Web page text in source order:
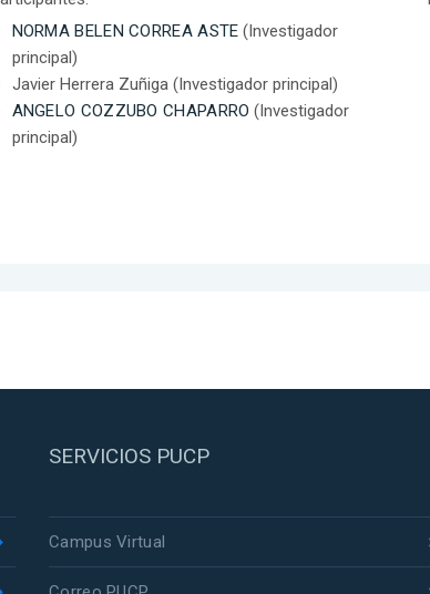
NORMA BELEN CORREA ASTE (Investigador
principal)
Javier Herrera Zuñiga (Investigador principal)
ANGELO COZZUBO CHAPARRO (Investigador
principal)
SERVICIOS PUCP
Campus Virtual